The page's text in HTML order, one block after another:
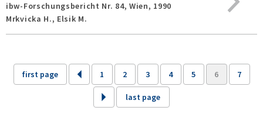
ibw-Forschungsbericht Nr. 84, Wien, 1990
Mrkvicka H., Elsik M.
first page 1 2 3 4 5 6 7
last page